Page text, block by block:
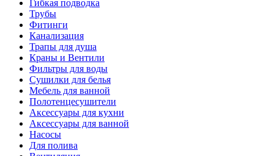
Гибкая подводка
Трубы
Фитинги
Канализация
Трапы для душа
Краны и Вентили
Фильтры для воды
Сушилки для белья
Мебель для ванной
Полотенцесушители
Аксессуары для кухни
Аксессуары для ванной
Насосы
Для полива